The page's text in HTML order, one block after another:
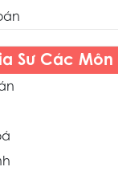
Sư Các Môn